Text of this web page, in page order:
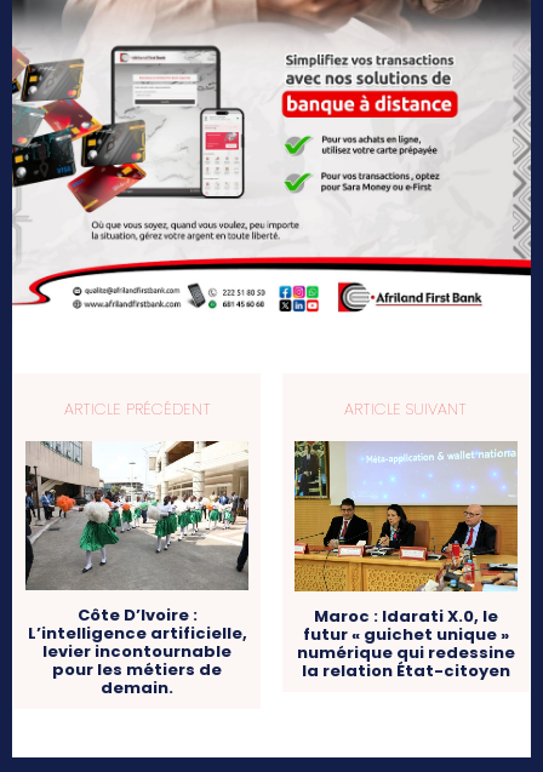
ARTICLE PRÉCÉDENT
Côte D’Ivoire :
L’intelligence artificielle,
levier incontournable
pour les métiers de
demain.
ARTICLE SUIVANT
Maroc : Idarati X.0, le
futur « guichet unique »
numérique qui redessine
la relation État-citoyen